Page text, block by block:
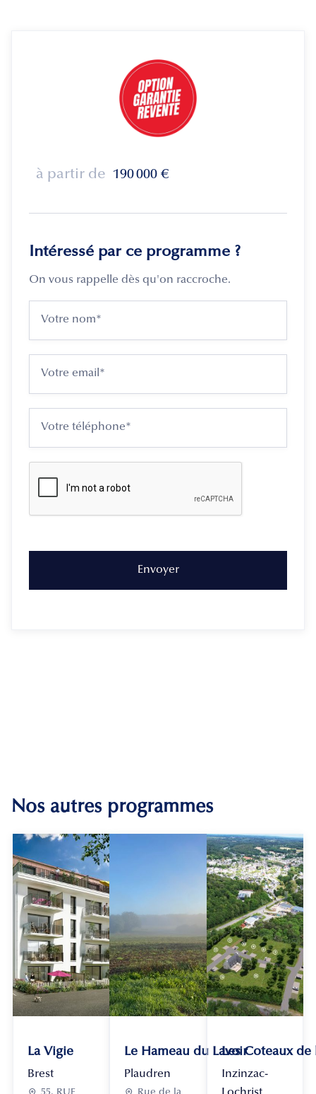
à partir de 190 000 €
Intéressé par ce programme ?
On vous rappelle dès qu'on raccroche.
Nos autres programmes
La Vigie
Brest
Le Hameau du Lavoir
Plaudren
Les Coteaux
Inzinzac-